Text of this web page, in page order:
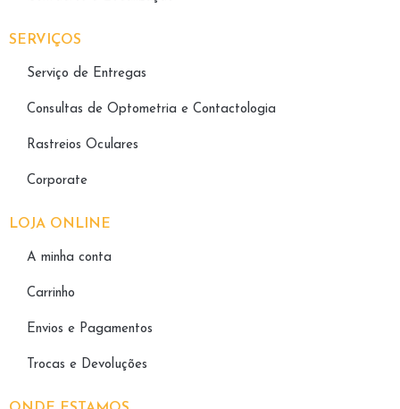
SERVIÇOS
Serviço de Entregas
Consultas de Optometria e Contactologia​
Rastreios Oculares
Corporate
LOJA ONLINE
A minha conta
Carrinho
Envios e Pagamentos
Trocas e Devoluções